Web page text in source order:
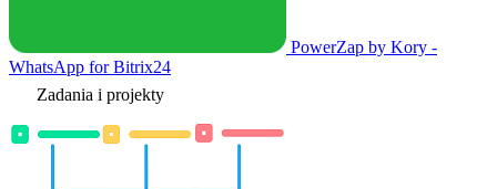
PowerZap by Kory -
WhatsApp for Bitrix24
Zadania i projekty